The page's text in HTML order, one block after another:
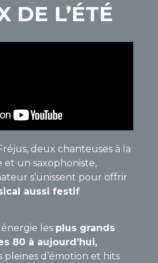
DE L’ÉTÉ
deux chanteuses à la
et un saxophoniste,
s’unissent pour offrir
aussi festif
énergie les plus grands
80 à aujourd’hui,
d’émotion et hits